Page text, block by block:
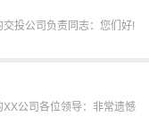
投公司负责同志：您们好!
公司各位领导：非常遗憾